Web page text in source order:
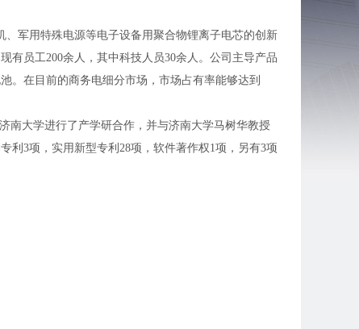
军用特殊电源等电子设备用聚合物锂离子电芯的创新
有员工200余人，其中科技人员30余人。公司主导产品
。在目前的商务电细分市场，市场占有率能够达到
南大学进行了产学研合作，并与济南大学马树华教授
利3项，实用新型专利28项，软件著作权1项，另有3项
技术创新项目6项，滨州市专利导航项目1项，以上项
顺利通过ISO9000质量管理体系认证，先后获得“科
中心”等荣誉称号。
应用前景，持续优化产品性能，通过开发半固态、准